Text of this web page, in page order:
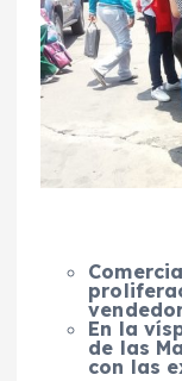
En la
de las
con las